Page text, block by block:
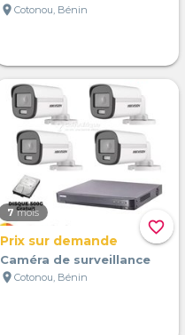
location_on Cotonou, Bénin
favorite_border
7 mois
Prix sur demande
Caméra de surveillance
location_on Cotonou, Bénin